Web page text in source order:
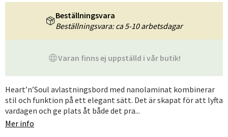
Varan finns ej uppställd i vår butik!
Beställningsvara
Beställningsvara: ca 5-10 arbetsdagar
Heart’n’Soul avlastningsbord med nanolaminat kombinerar
stil och funktion på ett elegant sätt. Det är skapat för att lyfta
vardagen och ge plats åt både det pra...
Mer info